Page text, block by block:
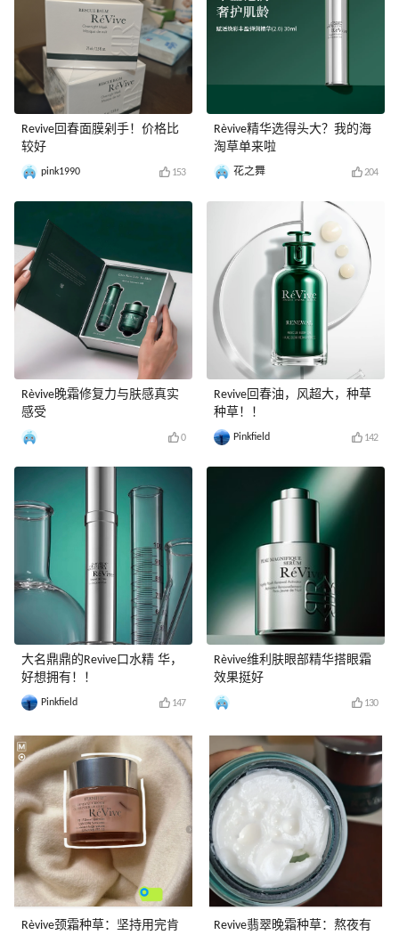
Revive回春面膜剁手！价格比
较好
pink1990 153
Rèvive晚霜修复力与肤感真实
感受
0
大名鼎鼎的Revive口水精 华，
好想拥有！！
Pinkfield 147
Rèvive颈霜种草：坚持用完肯
Rèvive精华选得头大？我的海
淘草单来啦
花之舞 204
Revive回春油，风超大，种草
种草！！
Pinkfield 142
Rèvive维利肤眼部精华搭眼霜
效果挺好
130
Revive翡翠晚霜种草：熬夜有